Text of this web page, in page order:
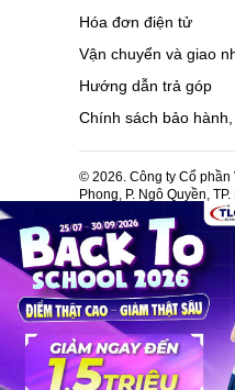
Hóa đơn điện tử
Vận chuyển và giao
Hướng dẫn trả góp
Chính sách bảo
© 2026. Công ty Cổ phần
Phong, P. Ngô Quyền,